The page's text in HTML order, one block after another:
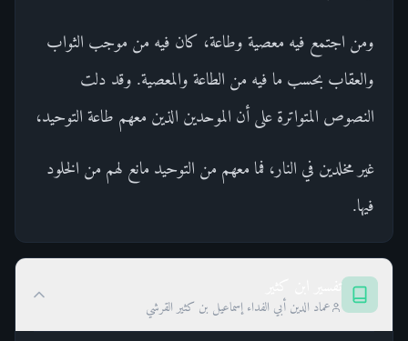
ومن اجتمع فيه معصية وطاعة، كان فيه من موجب الثواب
والعقاب بحسب ما فيه من الطاعة والمعصية. وقد دلت
النصوص المتواترة على أن الموحدين الذين معهم طاعة التوحيد،
غير مخلدين في النار، فما معهم من التوحيد مانع لهم من الخلود
فيها.
عماد الدين أبي الفداء إسماعيل بن كثير القرشي